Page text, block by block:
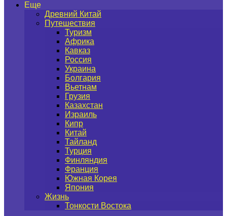
Еще
Древний Китай
Путешествия
Туризм
Африка
Кавказ
Россия
Украина
Болгария
Вьетнам
Грузия
Казахстан
Израиль
Кипр
Китай
Тайланд
Турция
Финляндия
Франция
Южная Корея
Япония
Жизнь
Тонкости Востока